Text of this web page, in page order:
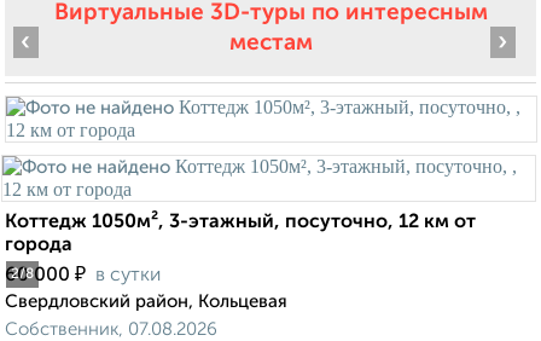
Виртуальные 3D-туры по интересным
местам
2/8
‹ ›
Коттедж 1050м², 3-этажный, посуточно, 12 км от
города
60 000 ₽ в сутки
Свердловский район, Кольцевая
Собственник, 07.08.2026